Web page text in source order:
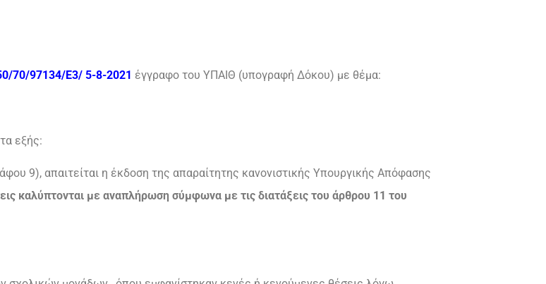
70/97134/Ε3/ 5-8-2021 έγγραφο του ΥΠΑΙΘ (υπογραφή Δόκου) με θέμα:
εξής:
9), απαιτείται η έκδοση της απαραίτητης κανονιστικής Υπουργικής Απόφασης
καλύπτονται με αναπλήρωση σύμφωνα με τις διατάξεις του άρθρου 11 του